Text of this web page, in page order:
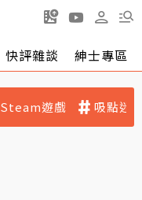
快評雜談 紳士專區
Steam遊戲 吸點迷